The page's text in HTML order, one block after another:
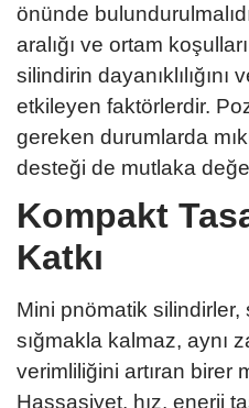
önünde
aralığı ve ortam
silindirin
etkileyen faktörlerdir.
gereken durumlarda
desteği de mutlaka
Kompakt
Katkı
Mini pnömatik
sığmakla kalmaz, aynı
verimliliğini artıran birer
Hassasiyet, hız, enerji